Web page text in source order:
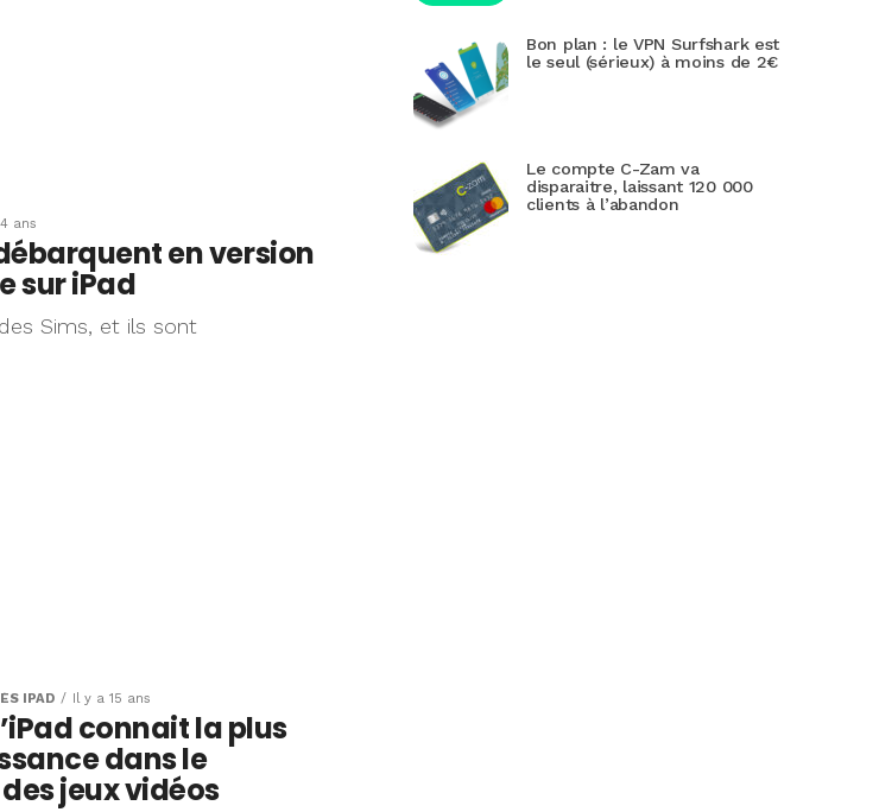
ans
en version
sur iPad
Sims, et ils sont
IPAD Il y a 15 ans
connait la plus
dans le
jeux vidéos
Bon plan : le VPN Surfshark est
le seul (sérieux) à moins de 2€
Le compte C-Zam va
disparaitre, laissant 120 000
clients à l’abandon